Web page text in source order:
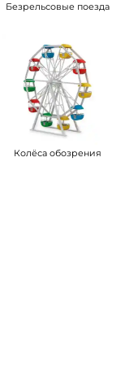
Безрельсовые поезда
Колёса обозрения